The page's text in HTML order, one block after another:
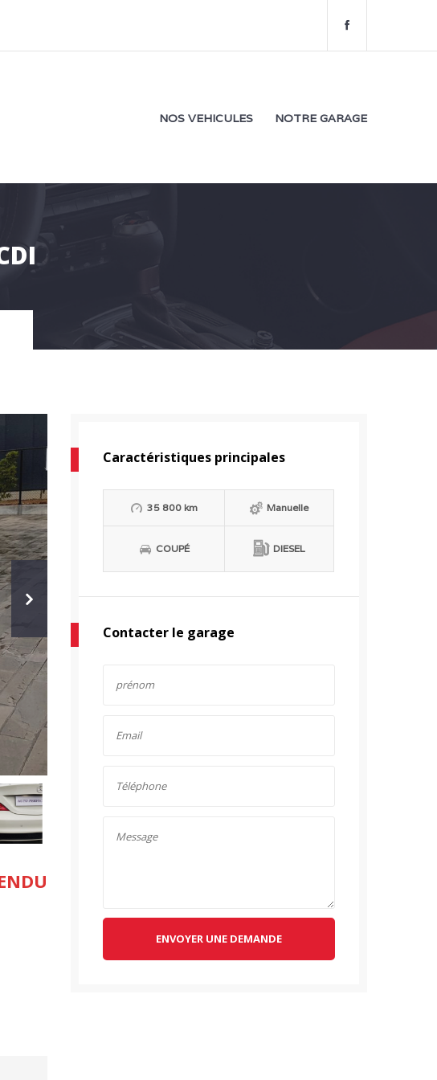
o
NOS VEHICULES NOTRE GARAGE
Caractéristiques principales
35 800 km Manuelle
COUPÉ DIESEL
Contacter le garage
ENVOYER UNE DEMANDE